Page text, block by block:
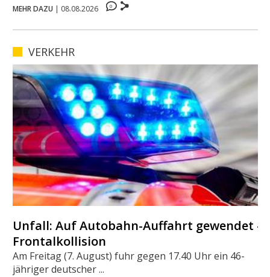
MEHR DAZU | 08.08.2026 0
VERKEHR
Unfall: Auf Autobahn-Auffahrt gewendet -
Frontalkollision
Am Freitag (7. August) fuhr gegen 17.40 Uhr ein 46-
jähriger deutscher ...